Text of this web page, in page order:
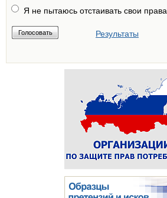
Я не пытаюсь отстаивать свои права
Результаты